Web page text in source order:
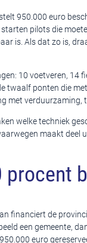
950.000 euro
pilots die
is. Als dat zo is,
10 voetveren, 14
twaalf ponten die
met verduurzaming,
welke techniek
maakt deel
procent
financiert de
een gemeente,
euro